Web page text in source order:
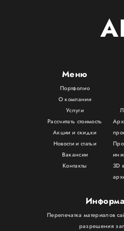
Меню
Портфолио
О компании
Услуги
Рассчитать стоимость
Акции и скидки
Новости и статьи
Вакансии
Контакты
3D
Перепечатка материалов
разрешения